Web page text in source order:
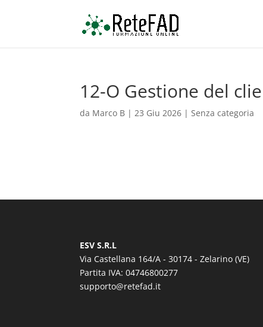
12-O Gestione del
da Marco B |23 Giu 2026 | Senza categoria
ESV S.R.L
Via Castellana 164/A - 30174 - Zelarino (VE)
Partita IVA: 04746800277
supporto@retefad.it